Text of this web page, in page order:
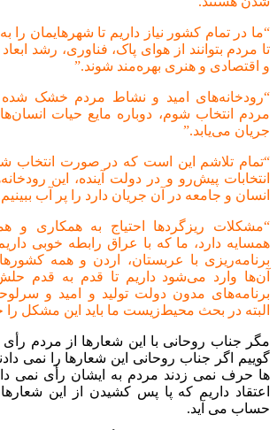
“ما در تمام کشور نیاز داریم تا شهرهایمان را
تا مردم بتوانند از هوای پاک، فناوری، رشد
و اقتصادی و هنری بهره‌مند شوند.”
“رودخانه‌های امید و نشاط مردم خشک
مردم انتخاب شوم، دوباره مایع حیات
جریان می‌یابد.”
“تمام تلاشم این است که در صورت انتخاب
انتخابات پیش‌رو و در دولت آینده، این
انسان و جامعه در آن جریان دارد را پر آب
“مشکلات ریزگرد‌ها احتیاج به همکاری و
همسایه دارد، ما که با عراق رابطه خوبی
برنامه‌ریزی با عربستان، اردن و همه
آن‌ها وارد می‌شود داریم تا قدم به قدم
برنامه‌های مدون دولت تولید و امید و
البته در بحث محیط‌زیست ما باید این مشکل را
مگر جناب روحانی با این شعارها از مردم رأی
گوییم اگر جناب روحانی این شعارها را نمی
ها حرف نمی زدند مردم به ایشان رأی نمی
اعتقاد داریم که پا پس کشیدن از این
حساب می آید.